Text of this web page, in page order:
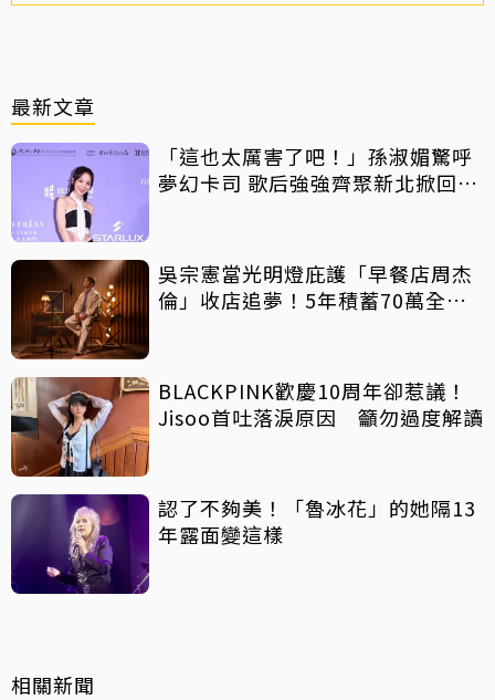
最新文章
「這也太厲害了吧！」孫淑媚驚呼
夢幻卡司 歌后強強齊聚新北掀回憶
吳宗憲當光明燈庇護「早餐店周杰
倫」收店追夢！5年積蓄70萬全砸
BLACKPINK歡慶10周年卻惹議！
Jisoo首吐落淚原因 籲勿過度解讀
認了不夠美！「魯冰花」的她隔13
年露面變這樣
相關新聞